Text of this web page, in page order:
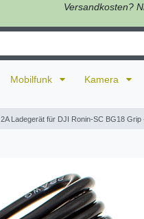
Versandkosten?
Mobilfunk Kamera
2A Ladegerät für DJI Ronin-SC BG18